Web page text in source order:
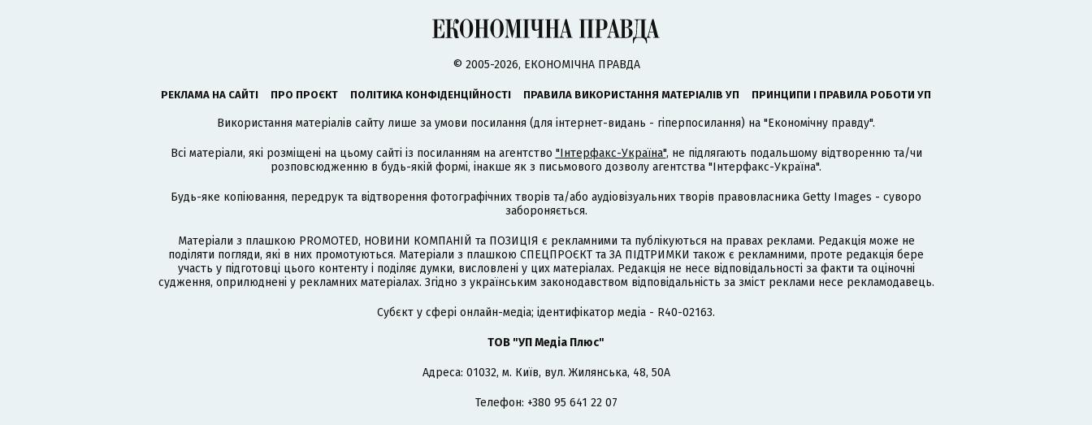
© 2005-2026, ЕКОНОМІЧНА ПРАВДА
РЕКЛАМА НА САЙТІ ПРО ПРОЄКТ ПОЛІТИКА КОНФІДЕНЦІЙНОСТІ ПРАВИЛА ВИКОРИСТАННЯ МАТЕРІАЛІВ УП ПРИНЦИПИ І ПРАВИЛА РОБОТИ УП
Використання матеріалів сайту лише за умови посилання (для інтернет-видань - гіперпосилання) на "Економічну правду".
Всі матеріали, які розміщені на цьому сайті із посиланням на агентство "Інтерфакс-Україна", не підлягають подальшому відтворенню та/чи
розповсюдженню в будь-якій формі, інакше як з письмового дозволу агентства "Інтерфакс-Україна".
Будь-яке копіювання, передрук та відтворення фотографічних творів та/або аудіовізуальних творів правовласника Getty Images - суворо
забороняється.
Матеріали з плашкою PROMOTED, НОВИНИ КОМПАНІЙ та ПОЗИЦІЯ є рекламними та публікуються на правах реклами. Редакція може не
поділяти погляди, які в них промотуються. Матеріали з плашкою СПЕЦПРОЄКТ та ЗА ПІДТРИМКИ також є рекламними, проте редакція бере
участь у підготовці цього контенту і поділяє думки, висловлені у цих матеріалах. Редакція не несе відповідальності за факти та оціночні
судження, оприлюднені у рекламних матеріалах. Згідно з українським законодавством відповідальність за зміст реклами несе рекламодавець.
Cубєкт у сфері онлайн-медіа; ідентифікатор медіа - R40-02163.
ТОВ "УП Медіа Плюс"
Адреса: 01032, м. Київ, вул. Жилянська, 48, 50А
Телефон: +380 95 641 22 07